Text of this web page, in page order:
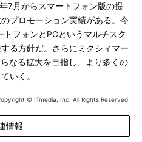
7月からスマートフォン版の提
プロモーション実績がある。今
フォンとPCというマルチスク
る方針だ。さらにミクシィマー
なる拡大を目指し、より多くの
いく。
© ITmedia, Inc. All Rights Reserved.
情報